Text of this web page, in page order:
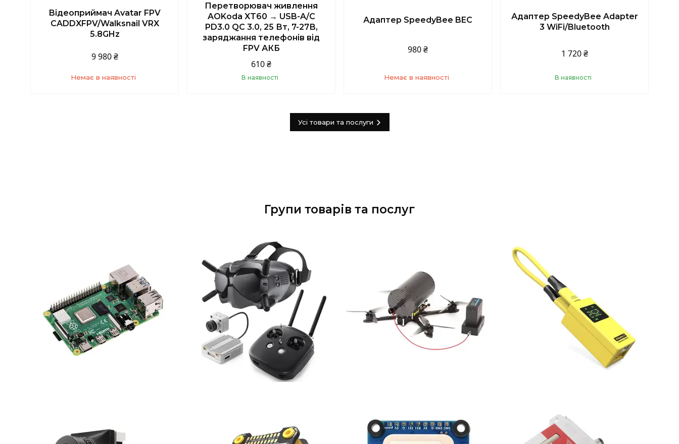
Відеоприймач Avatar FPV
CADDXFPV/Walksnail VRX
5.8GHz
9 980 ₴
Немає в наявності
Перетворювач живлення
AOKoda XT60 → USB-A/C
PD3.0 QC 3.0, 25 Вт, 7-27В,
заряджання телефонів від
FPV АКБ
610 ₴
В наявності
Адаптер SpeedyBee BEC
980 ₴
Немає в наявності
+380 (93) 859-87-14
Адаптер SpeedyBee Adapter
3 WiFi/Bluetooth
1 720 ₴
В наявності
Усі товари та послуги
Групи товарів та послуг